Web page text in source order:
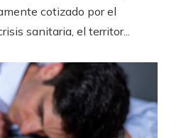
cotizado por el
sanitaria, el territor...